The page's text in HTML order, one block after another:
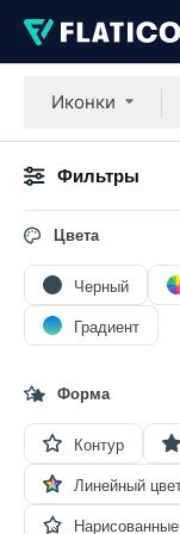
Иконки
Фильтры
Цвета
Черный
Градиент
Форма
Контур
Линейный